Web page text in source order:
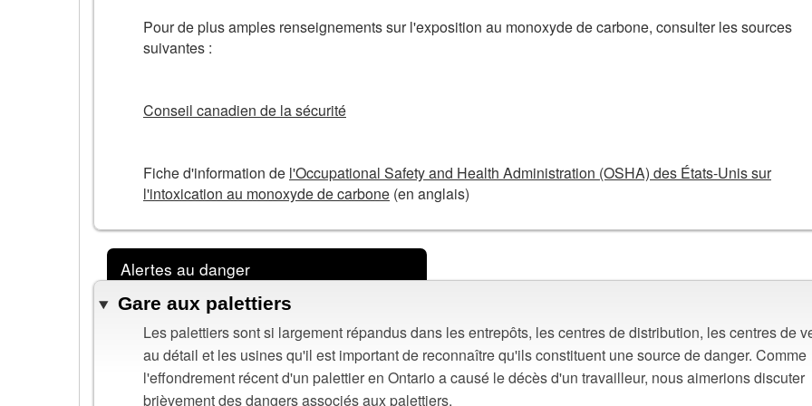
Pour de plus amples renseignements sur l'exposition au monoxyde de carbone, consulter les sources
suivantes :
Conseil canadien de la sécurité
Fiche d'information de l'Occupational Safety and Health Administration (OSHA) des États-Unis sur
l'intoxication au monoxyde de carbone (en anglais)
Alertes au danger
Gare aux palettiers
Les palettiers sont si largement répandus dans les entrepôts, les centres de distribution, les centres de
au détail et les usines qu'il est important de reconnaître qu'ils constituent une source de danger. Comme
l'effondrement récent d'un palettier en Ontario a causé le décès d'un travailleur, nous aimerions discuter
brièvement des dangers associés aux palettiers.